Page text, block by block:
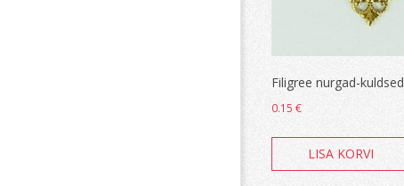
Filigree nurgad-kuldsed
0.15 €
LISA KORVI